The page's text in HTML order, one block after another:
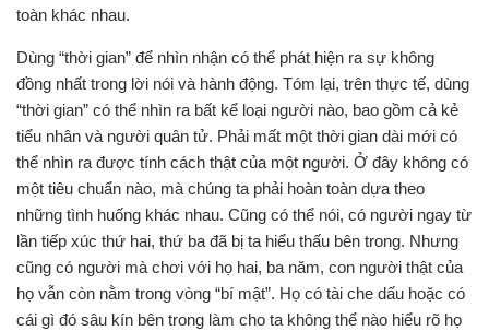
toàn khác nhau.
Dùng “thời gian” để nhìn nhận có thể phát hiện ra sự không
đồng nhất trong lời nói và hành động. Tóm lại, trên thực tế, dùng
“thời gian” có thể nhìn ra bất kể loại người nào, bao gồm cả kẻ
tiểu nhân và người quân tử. Phải mất một thời gian dài mới có
thể nhìn ra được tính cách thật của một người. Ở đây không có
một tiêu chuẩn nào, mà chúng ta phải hoàn toàn dựa theo
những tình huống khác nhau. Cũng có thể nói, có người ngay từ
lần tiếp xúc thứ hai, thứ ba đã bị ta hiểu thấu bên trong. Nhưng
cũng có người mà chơi với họ hai, ba năm, con người thật của
họ vẫn còn nằm trong vòng “bí mật”. Họ có tài che dấu hoặc có
cái gì đó sâu kín bên trong làm cho ta không thể nào hiểu rõ họ